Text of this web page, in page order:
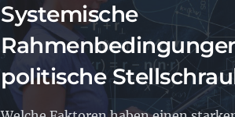
Systemische
politische